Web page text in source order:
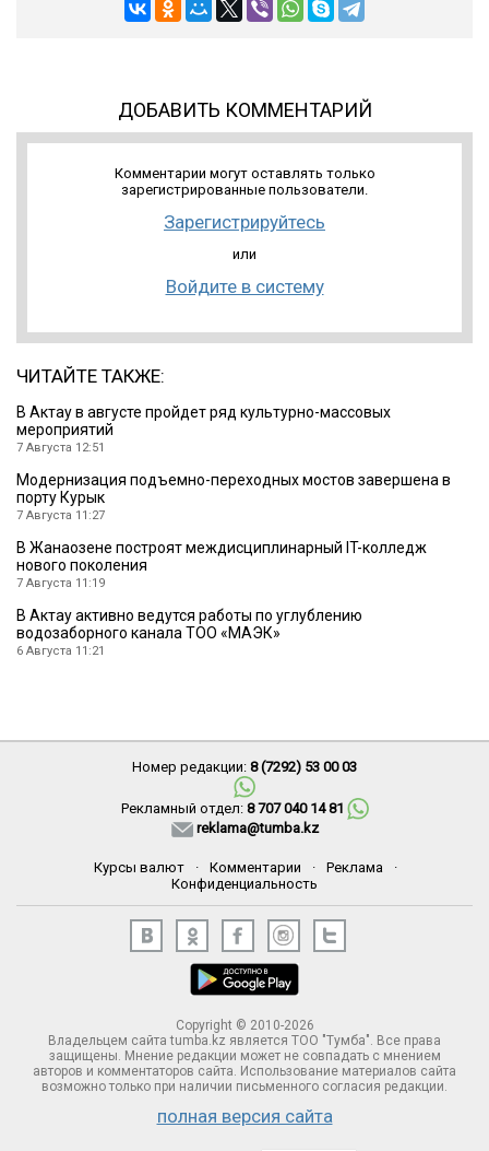
ДОБАВИТЬ КОММЕНТАРИЙ
Комментарии могут оставлять только
зарегистрированные пользователи.
Зарегистрируйтесь
или
Войдите в систему
ЧИТАЙТЕ ТАКЖЕ:
В Актау в августе пройдет ряд культурно-массовых
мероприятий
7 Августа 12:51
Модернизация подъемно-переходных мостов завершена в
порту Курык
7 Августа 11:27
В Жанаозене построят междисциплинарный IT-колледж
нового поколения
7 Августа 11:19
В Актау активно ведутся работы по углублению
водозаборного канала ТОО «МАЭК»
6 Августа 11:21
Номер редакции: 8 (7292) 53 00 03
Рекламный отдел: 8 707 040 14 81
reklama@tumba.kz
Курсы валют · Комментарии · Реклама
·
Конфиденциальность
Copyright © 2010-2026
Владельцем сайта tumba.kz является ТОО "Тумба". Все права
защищены. Мнение редакции может не совпадать с мнением
авторов и комментаторов сайта. Использование материалов сайта
возможно только при наличии письменного согласия редакции.
полная версия сайта